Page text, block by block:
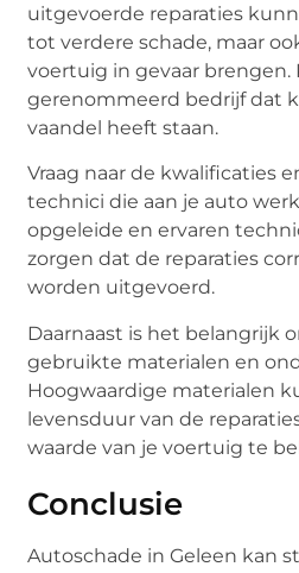
uitgevoerde reparaties
tot verdere schade, maar
voertuig in gevaar brengen.
gerenommeerd bedrijf dat
vaandel heeft staan.
Vraag naar de kwalificaties
technici die aan je auto
opgeleide en ervaren
zorgen dat de reparaties
worden uitgevoerd.
Daarnaast is het belangrijk
gebruikte materialen en
Hoogwaardige materialen
levensduur van de
waarde van je voertuig te
Conclusie
Autoschade in Geleen kan